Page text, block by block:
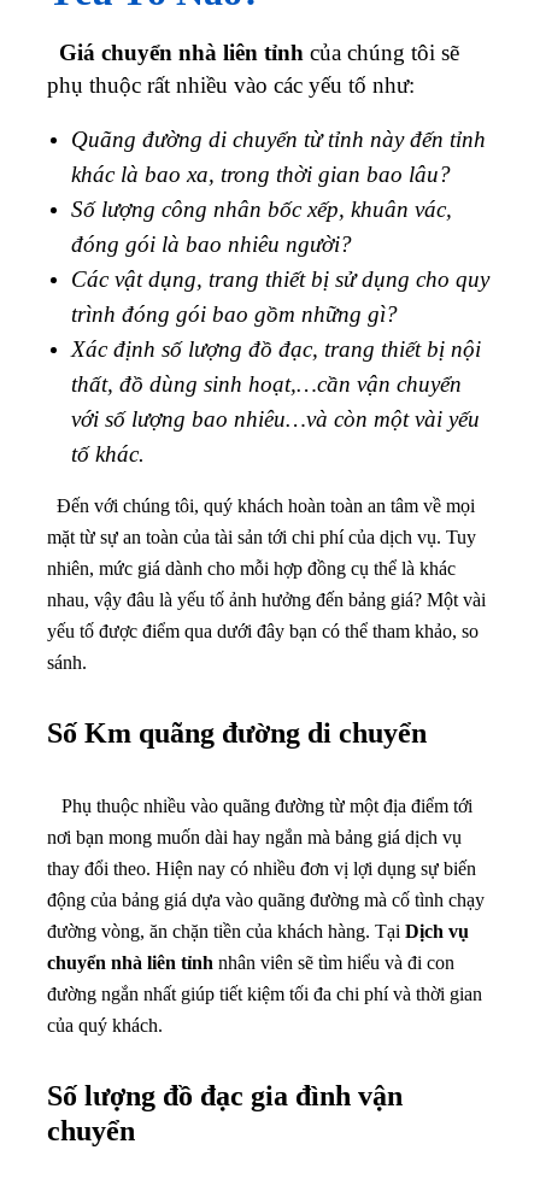
Giá chuyển nhà liên tỉnh của chúng tôi sẽ
phụ thuộc rất nhiều vào các yếu tố như:
Quãng đường di chuyển từ tỉnh này đến tỉnh
khác là bao xa, trong thời gian bao lâu?
Số lượng công nhân bốc xếp, khuân vác,
đóng gói là bao nhiêu người?
Các vật dụng, trang thiết bị sử dụng cho quy
trình đóng gói bao gồm những gì?
Xác định số lượng đồ đạc, trang thiết bị nội
thất, đồ dùng sinh hoạt,…cần vận chuyển
với số lượng bao nhiêu…và còn một vài yếu
tố khác.
Đến với chúng tôi, quý khách hoàn toàn an tâm về mọi
mặt từ sự an toàn của tài sản tới chi phí của dịch vụ. Tuy
nhiên, mức giá dành cho mỗi hợp đồng cụ thể là khác
nhau, vậy đâu là yếu tố ảnh hưởng đến bảng giá? Một vài
yếu tố được điểm qua dưới đây bạn có thể tham khảo, so
sánh.
Số Km quãng đường di chuyển
Phụ thuộc nhiều vào quãng đường từ một địa điểm tới
nơi bạn mong muốn dài hay ngắn mà bảng giá dịch vụ
thay đổi theo. Hiện nay có nhiều đơn vị lợi dụng sự biến
động của bảng giá dựa vào quãng đường mà cố tình chạy
đường vòng, ăn chặn tiền của khách hàng. Tại Dịch vụ
chuyển nhà liên tỉnh nhân viên sẽ tìm hiểu và đi con
đường ngắn nhất giúp tiết kiệm tối đa chi phí và thời gian
của quý khách.
Số lượng đồ đạc gia đình vận
chuyển